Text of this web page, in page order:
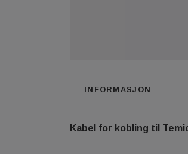
INFORMASJON
Kabel for kobling til